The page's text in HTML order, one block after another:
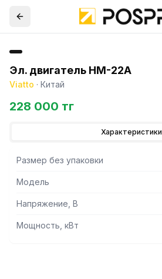
Эл. двигатель HM-22A
Viatto · Китай
228 000 тг
Характеристики
Размер без упаковки
Модель
Напряжение, В
Мощность, кВт